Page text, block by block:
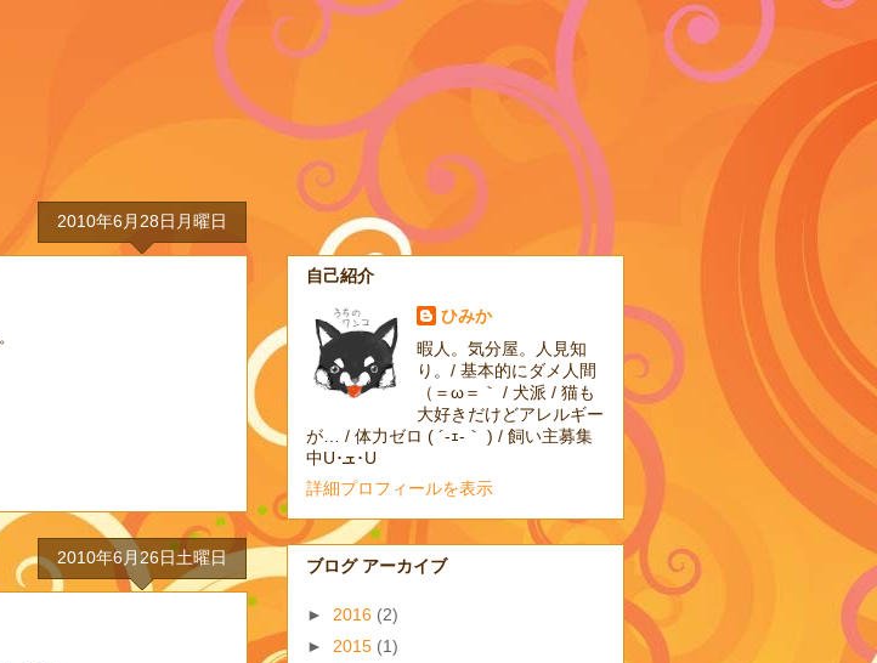
2010年6月28日月曜日
2010年6月26日土曜日
自己紹介
ひみか
暇人。気分屋。人見知
り。/ 基本的にダメ人間
（＝ω＝｀ / 犬派 / 猫も
大好きだけどアレルギー
が… / 体力ゼロ ( ´-ｪ-｀ ) / 飼い主募集
中U･ܫ･U
詳細プロフィールを表示
ブログ アーカイブ
► 2016 (2)
► 2015 (1)